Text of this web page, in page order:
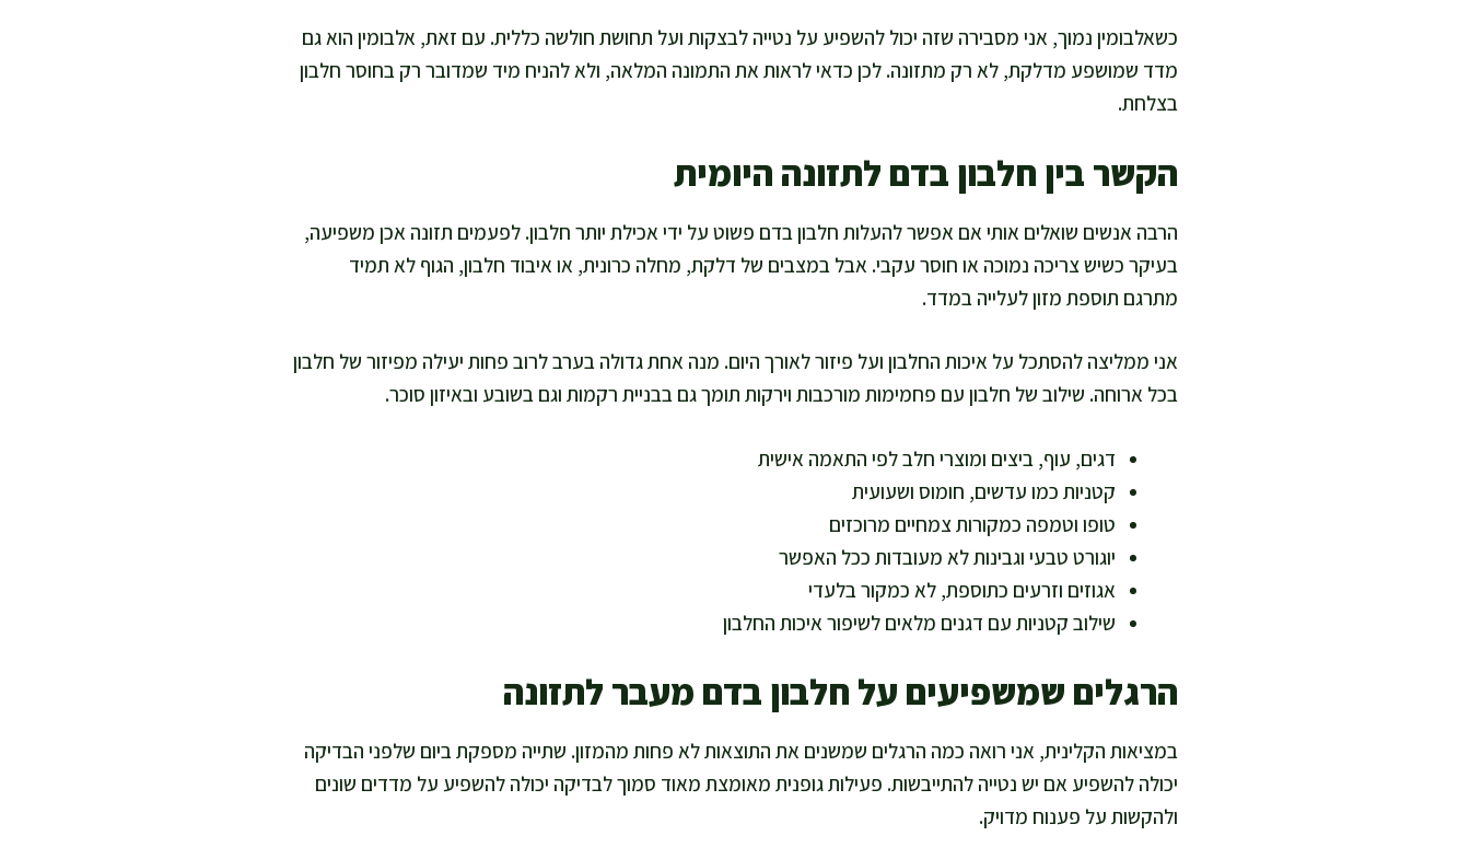
כשאלבומין נמוך, אני מסבירה שזה יכול להשפיע על נטייה לבצקות ועל תחושת חולשה כללית. עם זאת, אלבומין הוא גם
מדד שמושפע מדלקת, לא רק מתזונה. לכן כדאי לראות את התמונה המלאה, ולא להניח מיד שמדובר רק בחוסר חלבון
בצלחת.
הקשר בין חלבון בדם לתזונה היומית
הרבה אנשים שואלים אותי אם אפשר להעלות חלבון בדם פשוט על ידי אכילת יותר חלבון. לפעמים תזונה אכן משפיעה,
בעיקר כשיש צריכה נמוכה או חוסר עקבי. אבל במצבים של דלקת, מחלה כרונית, או איבוד חלבון, הגוף לא תמיד
מתרגם תוספת מזון לעלייה במדד.
אני ממליצה להסתכל על איכות החלבון ועל פיזור לאורך היום. מנה אחת גדולה בערב לרוב פחות יעילה מפיזור של חלבון
בכל ארוחה. שילוב של חלבון עם פחמימות מורכבות וירקות תומך גם בבניית רקמות וגם בשובע ובאיזון סוכר.
דגים, עוף, ביצים ומוצרי חלב לפי התאמה אישית
קטניות כמו עדשים, חומוס ושעועית
טופו וטמפה כמקורות צמחיים מרוכזים
יוגורט טבעי וגבינות לא מעובדות ככל האפשר
אגוזים וזרעים כתוספת, לא כמקור בלעדי
שילוב קטניות עם דגנים מלאים לשיפור איכות החלבון
הרגלים שמשפיעים על חלבון בדם מעבר לתזונה
במציאות הקלינית, אני רואה כמה הרגלים שמשנים את התוצאות לא פחות מהמזון. שתייה מספקת ביום שלפני הבדיקה
יכולה להשפיע אם יש נטייה להתייבשות. פעילות גופנית מאומצת מאוד סמוך לבדיקה יכולה להשפיע על מדדים שונים
ולהקשות על פענוח מדויק.